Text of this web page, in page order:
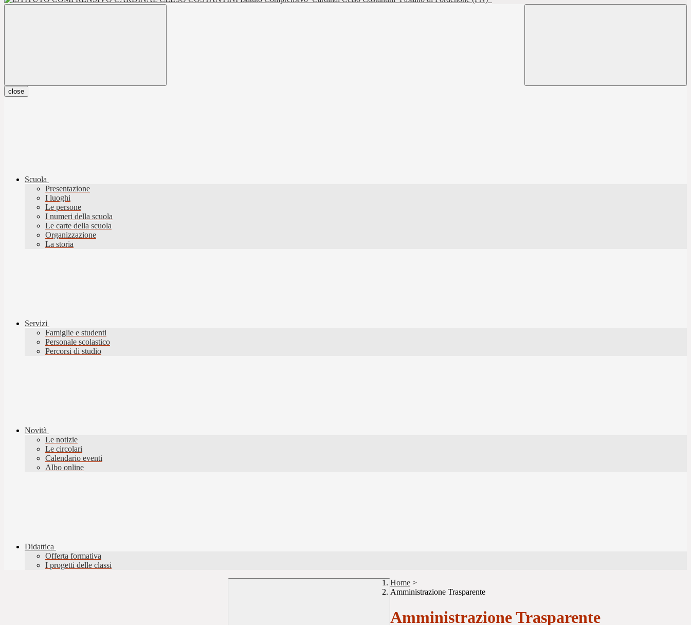
close
Scuola
Presentazione
I luoghi
Le persone
I numeri della scuola
Le carte della scuola
Organizzazione
La storia
Servizi
Famiglie e studenti
Personale scolastico
Percorsi di studio
Novità
Le notizie
Le circolari
Calendario eventi
Albo online
Didattica
Offerta formativa
I progetti delle classi
Home >
Amministrazione Trasparente
Amministrazione Trasparente